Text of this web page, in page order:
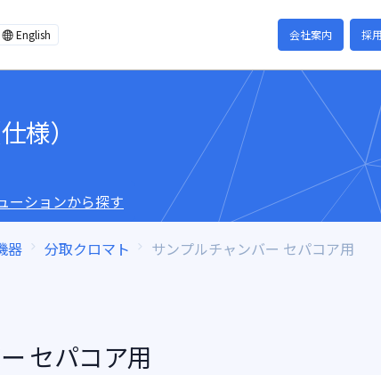
English 会社案内 採
様）
ーションから探す
器 分取クロマト サンプルチャンバー セパコア用
セパコア用